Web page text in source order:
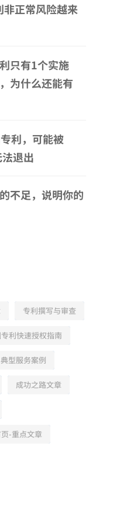
正常风险越来
只有1个实施
为什么还能有
利，可能被
退出
不足，说明你的
专利撰写与审查
利快速授权指南
典型服务案例
成功之路文章
-重点文章